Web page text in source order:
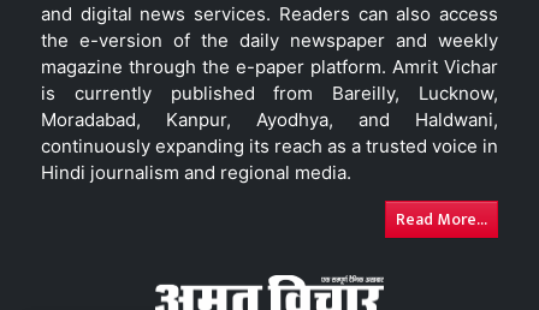
and digital news services. Readers can also access
the e-version of the daily newspaper and weekly
magazine through the e-paper platform. Amrit Vichar
is currently published from Bareilly, Lucknow,
Moradabad, Kanpur, Ayodhya, and Haldwani,
continuously expanding its reach as a trusted voice in
Hindi journalism and regional media.
Read More...